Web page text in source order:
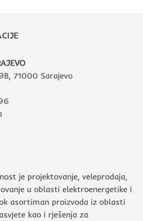
71000 Sarajevo
je projektovanje, veleprodaja,
u oblasti elektroenergetike i
asortiman proizvoda iz oblasti
kao i rješenja za